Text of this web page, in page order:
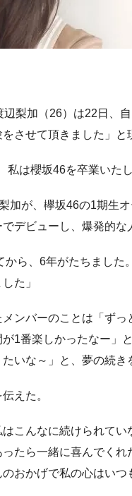
梨加（26）は22日、
させて頂きました」と
は櫻坂46を卒業いたし
加が、欅坂46の1期生
デビューし、爆発的な
ら、6年がたちました
た」
ンバーのことは「ず
1番楽しかったなー」
いな～」と、夢の続き
えた。
こんなに続けられて
たら一緒に喜んでく
おかげで私の心はい